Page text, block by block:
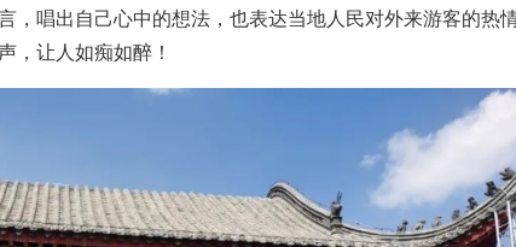
，唱出自己心中的想法，也表达当地人民对外来游客的热
，让人如痴如醉！